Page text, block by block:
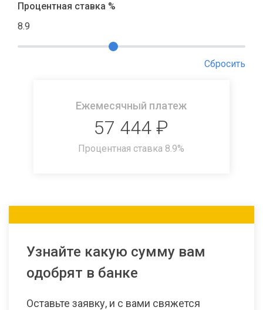
Процентная ставка %
8.9
Сбросить
Ежемесячный платеж
57 444 ₽
Процентная ставка 8.9%
Узнайте какую сумму вам
одобрят в банке
Оставьте заявку, и с вами свяжется